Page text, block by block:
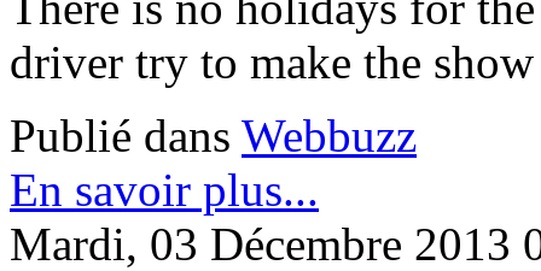
driver try to make the
Publié dans Webbuzz
En savoir plus...
Mardi, 03 Décembre 2013